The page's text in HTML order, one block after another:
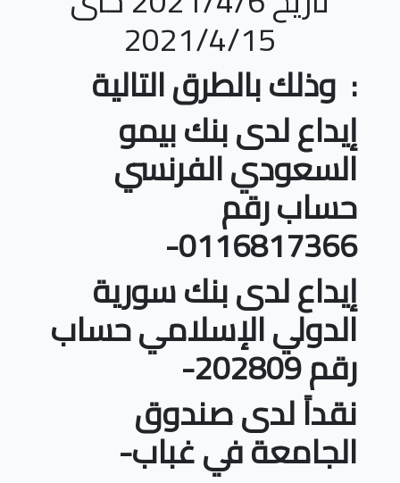
2021/4/15
: وذلك بالطرق التالية
إيداع لدى بنك بيمو
السعودي الفرنسي
حساب رقم
0116817366-
إيداع لدى بنك سورية
الدولي الإسلامي حساب
رقم 202809-
نقداً لدى صندوق
الجامعة في غباب-